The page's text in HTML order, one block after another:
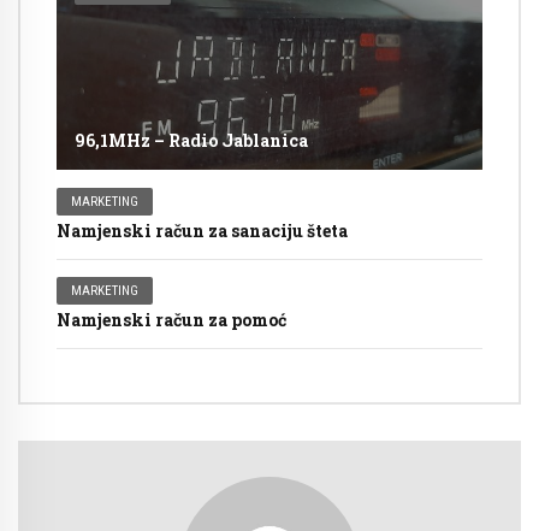
96,1MHz – Radio Jablanica
MARKETING
Namjenski račun za sanaciju šteta
MARKETING
Namjenski račun za pomoć